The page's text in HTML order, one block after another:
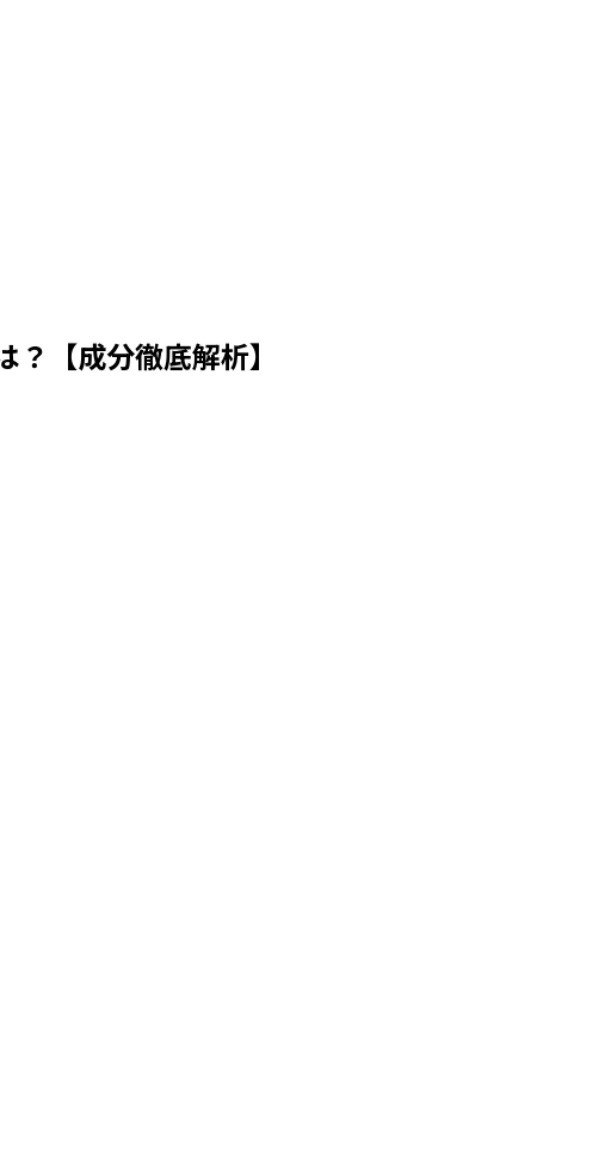
【成分徹底解析】